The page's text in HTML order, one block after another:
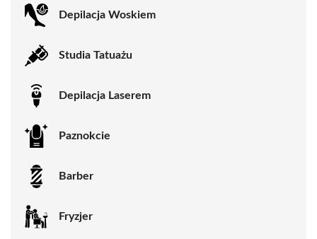
Depilacja Woskiem
Studia Tatuażu
Depilacja Laserem
Paznokcie
Barber
Fryzjer